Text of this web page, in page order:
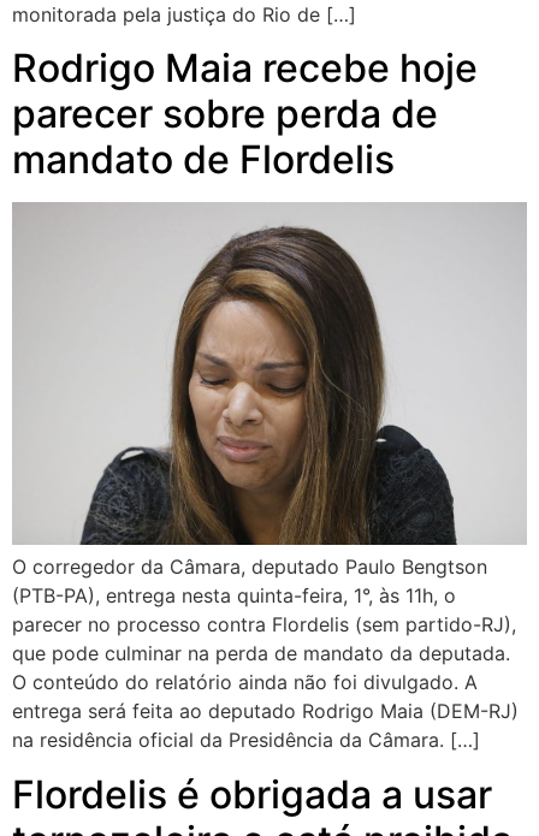
monitorada pela justiça do Rio de […]
Rodrigo Maia recebe hoje
parecer sobre perda de
mandato de Flordelis
O corregedor da Câmara, deputado Paulo Bengtson
(PTB-PA), entrega nesta quinta-feira, 1°, às 11h, o
parecer no processo contra Flordelis (sem partido-RJ),
que pode culminar na perda de mandato da deputada.
O conteúdo do relatório ainda não foi divulgado. A
entrega será feita ao deputado Rodrigo Maia (DEM-RJ)
na residência oficial da Presidência da Câmara. […]
Flordelis é obrigada a usar